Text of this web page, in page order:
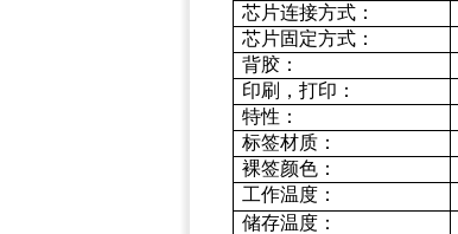
芯片连接方式：
芯片固定方式：
背胶：
印刷，打印：
特性：
标签材质：
裸签颜色：
工作温度：
储存温度：